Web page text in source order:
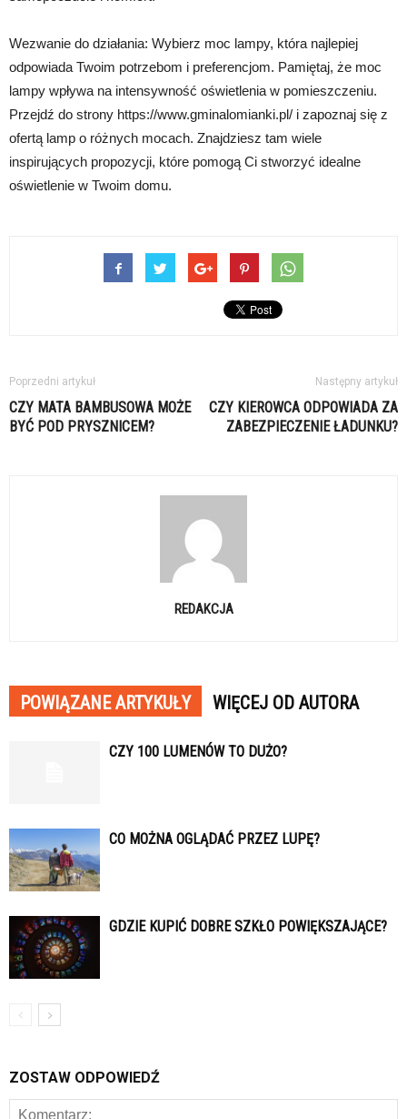
Wezwanie do działania: Wybierz moc lampy, która najlepiej
odpowiada Twoim potrzebom i preferencjom. Pamiętaj, że moc
lampy wpływa na intensywność oświetlenia w pomieszczeniu.
Przejdź do strony https://www.gminalomianki.pl/ i zapoznaj się z
ofertą lamp o różnych mocach. Znajdziesz tam wiele
inspirujących propozycji, które pomogą Ci stworzyć idealne
oświetlenie w Twoim domu.
Poprzedni artykuł
CZY MATA BAMBUSOWA MOŻE
BYĆ POD PRYSZNICEM?
Następny artykuł
CZY KIEROWCA ODPOWIADA ZA
ZABEZPIECZENIE ŁADUNKU?
REDAKCJA
POWIĄZANE ARTYKUŁY WIĘCEJ OD AUTORA
CZY 100 LUMENÓW TO DUŻO?
CO MOŻNA OGLĄDAĆ PRZEZ LUPĘ?
GDZIE KUPIĆ DOBRE SZKŁO POWIĘKSZAJĄCE?
ZOSTAW ODPOWIEDŹ